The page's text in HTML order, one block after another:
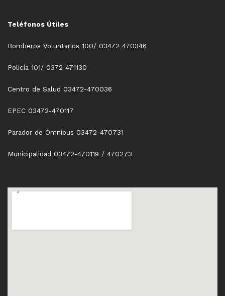
Teléfonos Útiles
Bomberos Voluntarios 100/ 03472 470346
Policía 101/ 0372 471130
Centro de Salud 03472-470036
EPEC 03472-470117
Parador de Ómnibus 03472-470731
Municipalidad 03472-470119 / 470273